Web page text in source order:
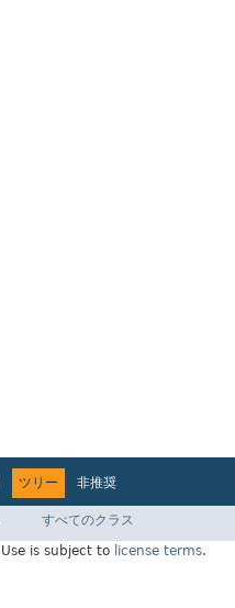
ツリー
非推奨
Jakarta EE 8 仕様 API
すべてのクラス
Use is subject to license terms.